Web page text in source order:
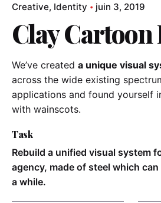
Creative Identity juin 3, 2019
Clay Cartoon
We’ve created a unique visual
across the wide existing
applications and found yourself
with wainscots.
Task
Rebuild a unified visual system
agency, made of steel which
a while.